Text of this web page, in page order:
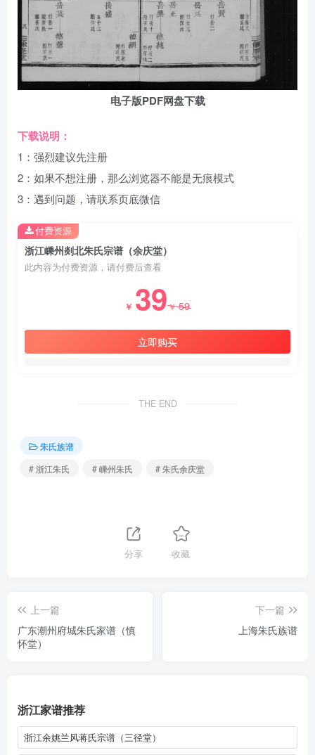
电子版PDF网盘下载
下载说明：
1：强烈建议先注册
2：如果不想注册，那么浏览器不能是无痕模式
3：遇到问题，请联系页底微信
浙江嵊州剡北朱氏宗谱（余庆堂）
此内容为付费资源，请付费后查看
￥ 39￥59
立即购买
付费资源
THE END
朱氏族谱
# 浙江朱氏
# 嵊州朱氏 # 朱氏余庆堂
分享 收藏
上一篇
广东潮州府城朱氏家谱（慎
怀堂）
下一篇
上海朱氏族谱
浙江家谱推荐
浙江余姚兰风蒋氏宗谱（三径堂）